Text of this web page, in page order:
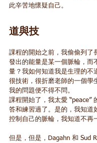
此辛苦地懷疑自己。
道與技
課程的開始之前，我偷偷列了
發出的能量是某一個脈輪，而
量？我如何知道我是生理的不
很技術，很折磨老師的一個學
我的問題便不得不問。
課程開始了，我太愛 “peace”
答和練習過了。是的，我知道
控制自己的脈輪，我知道不再
但是，但是，Dagahn 和 Sud